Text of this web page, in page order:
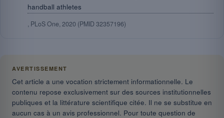
handball athletes
, PLoS One, 2020 (PMID 32357196)
AVERTISSEMENT
Cet article a une vocation strictement informationnelle. Le
contenu repose exclusivement sur des sources institutionnelles
publiques et la littérature scientifique citée. Il ne se substitue en
aucun cas à un avis professionnel. Pour toute question de